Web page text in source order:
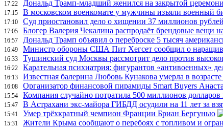
17:22 Дональд Трамп-младший женился на закрытой
17:15 В московском военкомате у мужчины изъяли военный
17:10 Суд приостановил дело о хищении 37 миллионов
17:05 Блогер Валерия Чекалина распродаёт брендовые вещи
16:57 Дональд Трамп объявил о переброске 5 тысяч
16:49 Министр обороны США Пит Хегсет сообщил о
16:33 Тушинский суд Москвы рассмотрит дело против
16:22 Карательная психиатрия: фигурантов «антивоенных»
16:13 Известная балерина Любовь Кунакова умерла в возрасте
16:08 Организатор финансовой пирамиды Smart Buyers
15:54 Компания случайно потратила 500 миллионов долларов
15:47 В Астрахани экс-майора ГИБДД осудили на 11 лет за
15:41 Умер трёхкратный чемпион Франции Бриан Бергунью
15:31 Жители Крыма сообщают о перебоях с топливом и